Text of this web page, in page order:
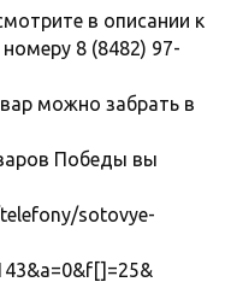
в описании к
8 (8482) 97-
можно забрать в
Победы вы
sotovye-